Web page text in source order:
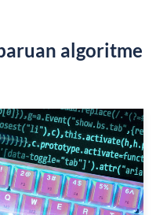
algoritme